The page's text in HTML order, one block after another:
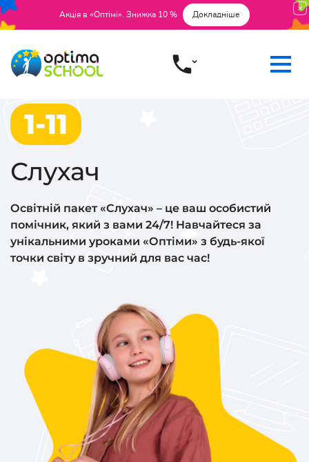
Акція в «Оптімі». Знижка 10 % Докладніше
1-11
Слухач
Освітній пакет «Слухач» – це ваш особистий
помічник, який з вами 24/7! Навчайтеся за
унікальними уроками «Оптіми» з будь-якої
точки світу в зручний для вас час!